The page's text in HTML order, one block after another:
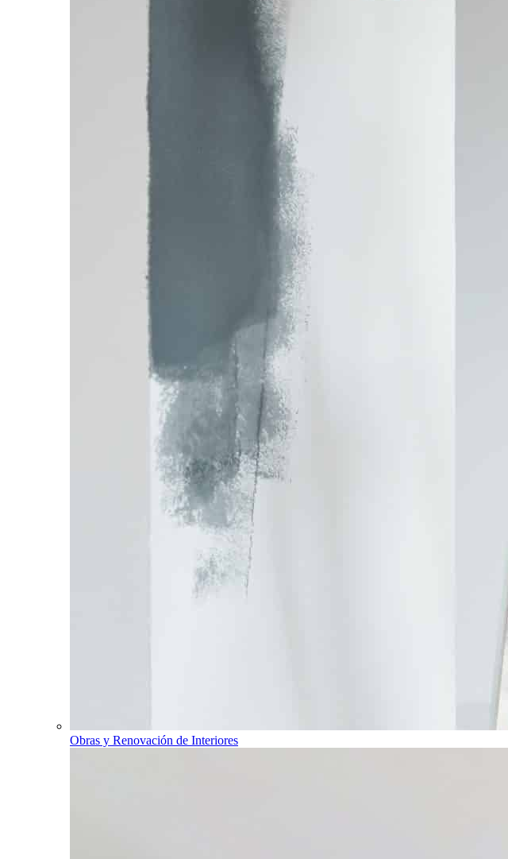
Obras y Renovación de Interiores